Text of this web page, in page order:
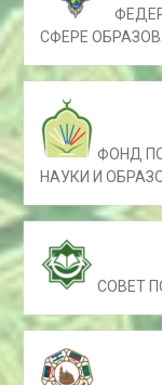
СФЕРЕ
ФОНД
НАУКИ И
СОВЕТ